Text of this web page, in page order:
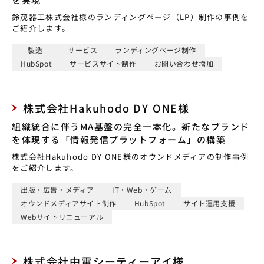
鈴茂器工株式会社様のランディングページ（LP）制作の事例を
ご紹介します。
製造 サービス
ランディングページ制作
HubSpot
サービスサイト制作 お問い合わせ増加
株式会社Hakuhodo DY ONE様
組織統合に伴うMA基盤の完全一本化。新たなブランド
を体現する「情報発信プラットフォーム」の構築
株式会社Hakuhodo DY ONE様のオウンドメディアの制作事例
をご紹介します。
出版・広告・メディア
IT・Web・ゲーム
オウンドメディアサイト制作
HubSpot
サイト運用支援
Webサイトリニューアル
株式会社中電シーティーアイ様